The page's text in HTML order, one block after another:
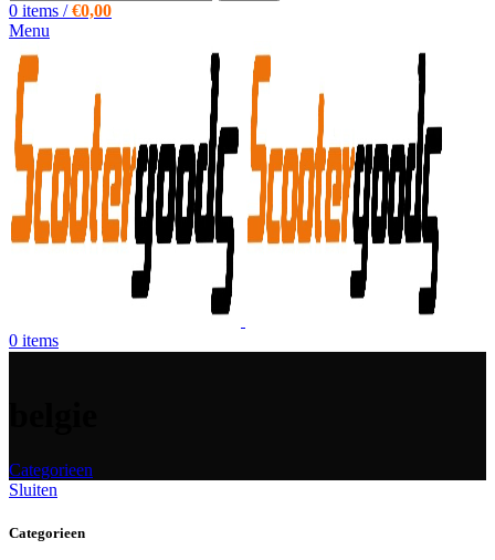
0 items / €0,00
Menu
0 items
Categorieen
Sluiten
Categorieen